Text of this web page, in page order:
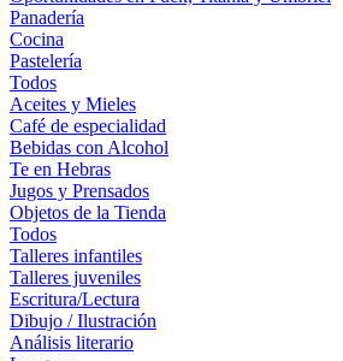
Panadería
Cocina
Pastelería
Todos
Aceites y Mieles
Café de especialidad
Bebidas con Alcohol
Te en Hebras
Jugos y Prensados
Objetos de la Tienda
Todos
Talleres infantiles
Talleres juveniles
Escritura/Lectura
Dibujo / Ilustración
Análisis literario